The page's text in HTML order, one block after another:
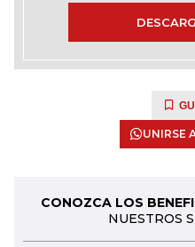
UNIRSE
CONOZCA LOS
NUESTROS